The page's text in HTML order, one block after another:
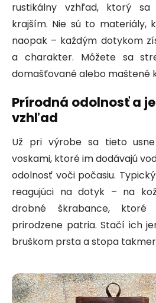
rustikálny vzhľad, ktorý
krajším. Nie sú to materiály,
naopak – každým dotykom
a charakter. Môžete sa
domašťované alebo maštené
Prírodná odolnosť a
vzhľad
Už pri výrobe sa tieto
voskami, ktoré im dodávajú
odolnosť voči počasiu.
reagujúci na dotyk – na
drobné škrabance,
prirodzene patria. Stačí ich
bruškom prsta a stopa takmer